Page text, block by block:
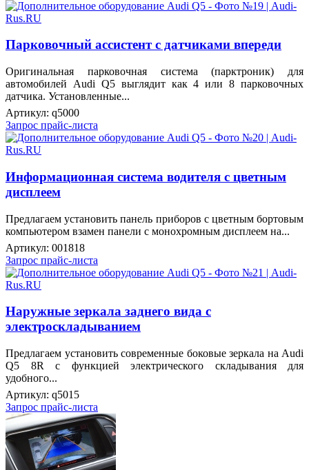
Парковочный ассистент с датчиками впереди
Оригинальная парковочная система (парктроник) для
автомобилей Audi Q5 выглядит как 4 или 8 парковочных
датчика. Установленные...
Артикул: q5000
Запрос прайс-листа
Информационная система водителя с цветным
дисплеем
Предлагаем установить панель приборов с цветным бортовым
компьютером взамен панели с монохромным дисплеем на...
Артикул: 001818
Запрос прайс-листа
Наружные зеркала заднего вида с
электроскладыванием
Предлагаем установить современные боковые зеркала на Audi
Q5 8R с функцией электрического складывания для
удобного...
Артикул: q5015
Запрос прайс-листа